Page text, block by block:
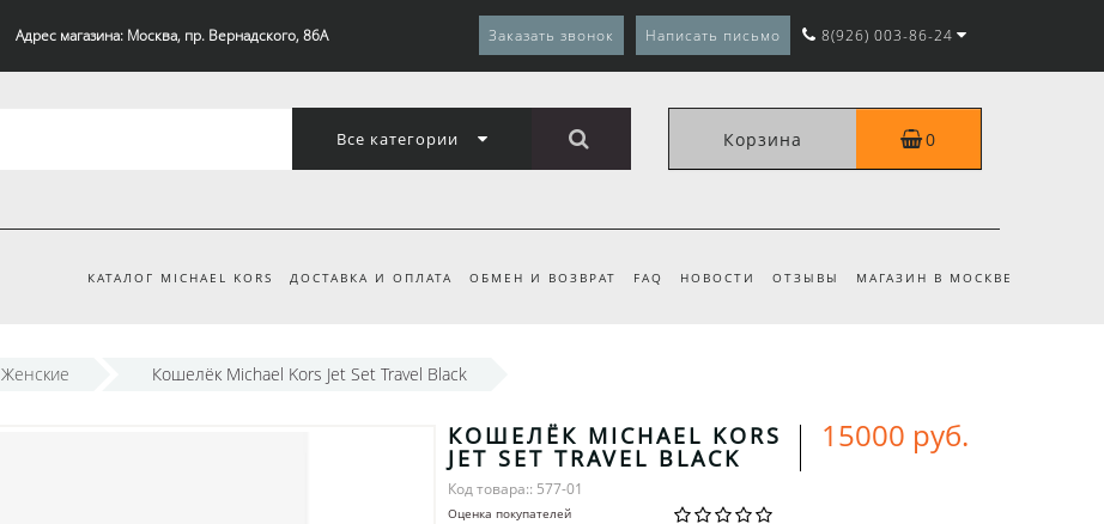
Адрес магазина: Москва, пр. Вернадского, 86А Заказать звонок Написать письмо 8(926) 003-86-24
Все категории Корзина 0
КАТАЛОГ MICHAEL KORS ДОСТАВКА И ОПЛАТА ОБМЕН И ВОЗВРАТ FAQ НОВОСТИ ОТЗЫВЫ МАГАЗИН В МОСКВЕ
Женские Кошелёк Michael Kors Jet Set Travel Black
КОШЕЛЁК MICHAEL KORS
JET SET TRAVEL BLACK
Код товара:: 577-01
Оценка покупателей
15000 руб.